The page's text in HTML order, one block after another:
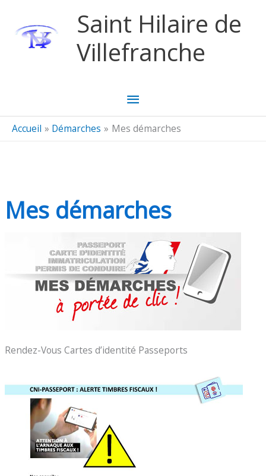
Saint Hilaire de
Villefranche
Menu
principal
Accueil Démarches Mes démarches
Mes démarches
Rendez-Vous Cartes d’identité Passeports